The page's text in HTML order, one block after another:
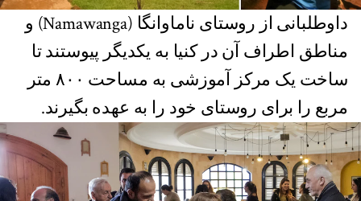
داوطلبانی از روستای ناماوانگا (Namawanga) و
مناطق اطراف آن در کنیا به یکدیگر پیوستند تا
ساخت یک مرکز آموزشی به مساحت ۸۰۰ متر
مربع را برای روستای خود را به عهده بگیرند.